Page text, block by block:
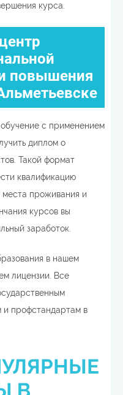
курса.
повышения
с применением
диплом о
Такой формат
квалификацию
места проживания и
курсов вы
заработок.
в нашем
лицензии. Все
и профстандартам в